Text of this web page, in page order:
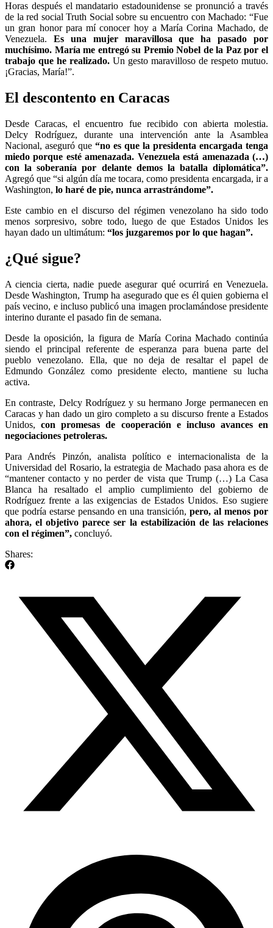
Horas después el mandatario estadounidense se pronunció a través
de la red social Truth Social sobre su encuentro con Machado: “Fue
un gran honor para mí conocer hoy a María Corina Machado, de
Venezuela. Es una mujer maravillosa que ha pasado por
muchísimo. María me entregó su Premio Nobel de la Paz por el
trabajo que he realizado. Un gesto maravilloso de respeto mutuo.
¡Gracias, María!”.
El descontento en Caracas
Desde Caracas, el encuentro fue recibido con abierta molestia.
Delcy Rodríguez, durante una intervención ante la Asamblea
Nacional, aseguró que “no es que la presidenta encargada tenga
miedo porque esté amenazada. Venezuela está amenazada (…)
con la soberanía por delante demos la batalla diplomática”.
Agregó que “si algún día me tocara, como presidenta encargada, ir a
Washington, lo haré de pie, nunca arrastrándome”.
Este cambio en el discurso del régimen venezolano ha sido todo
menos sorpresivo, sobre todo, luego de que Estados Unidos les
hayan dado un ultimátum: “los juzgaremos por lo que hagan”.
¿Qué sigue?
A ciencia cierta, nadie puede asegurar qué ocurrirá en Venezuela.
Desde Washington, Trump ha asegurado que es él quien gobierna el
país vecino, e incluso publicó una imagen proclamándose presidente
interino durante el pasado fin de semana.
Desde la oposición, la figura de María Corina Machado continúa
siendo el principal referente de esperanza para buena parte del
pueblo venezolano. Ella, que no deja de resaltar el papel de
Edmundo González como presidente electo, mantiene su lucha
activa.
En contraste, Delcy Rodríguez y su hermano Jorge permanecen en
Caracas y han dado un giro completo a su discurso frente a Estados
Unidos,con promesas de cooperación e incluso avances en
negociaciones petroleras.
Para Andrés Pinzón, analista político e internacionalista de la
Universidad del Rosario, la estrategia de Machado pasa ahora es de
“mantener contacto y no perder de vista que Trump (…) La Casa
Blanca ha resaltado el amplio cumplimiento del gobierno de
Rodríguez frente a las exigencias de Estados Unidos. Eso sugiere
que podría estarse pensando en una transición, pero, al menos por
ahora, el objetivo parece ser la estabilización de las relaciones
con el régimen”, concluyó.
Shares: